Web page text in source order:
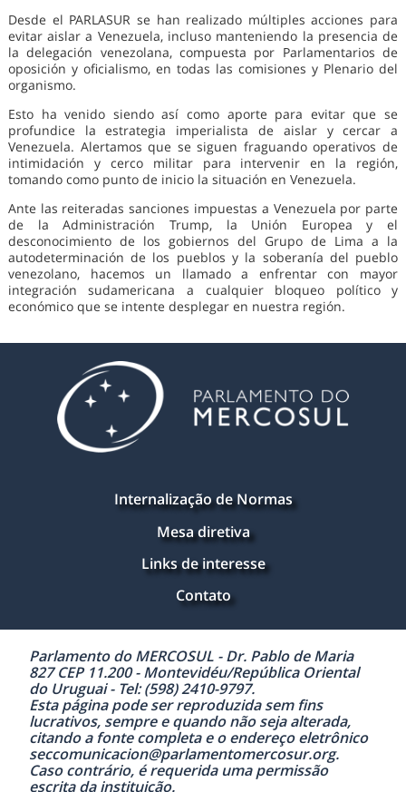
Desde el PARLASUR se han realizado múltiples acciones para
evitar aislar a Venezuela, incluso manteniendo la presencia de
la delegación venezolana, compuesta por Parlamentarios de
oposición y oficialismo, en todas las comisiones y Plenario del
organismo.
Esto ha venido siendo así como aporte para evitar que se
profundice la estrategia imperialista de aislar y cercar a
Venezuela. Alertamos que se siguen fraguando operativos de
intimidación y cerco militar para intervenir en la región,
tomando como punto de inicio la situación en Venezuela.
Ante las reiteradas sanciones impuestas a Venezuela por parte
de la Administración Trump, la Unión Europea y el
desconocimiento de los gobiernos del Grupo de Lima a la
autodeterminación de los pueblos y la soberanía del pueblo
venezolano, hacemos un llamado a enfrentar con mayor
integración sudamericana a cualquier bloqueo político y
económico que se intente desplegar en nuestra región.
Internalização de Normas
Mesa diretiva
Links de interesse
Contato
Parlamento do MERCOSUL - Dr. Pablo de Maria
827 CEP 11.200 - Montevidéu/República Oriental
do Uruguai - Tel: (598) 2410-9797.
Esta página pode ser reproduzida sem fins
lucrativos, sempre e quando não seja alterada,
citando a fonte completa e o endereço eletrônico
seccomunicacion@parlamentomercosur.org.
Caso contrário, é requerida uma permissão
escrita da instituição.